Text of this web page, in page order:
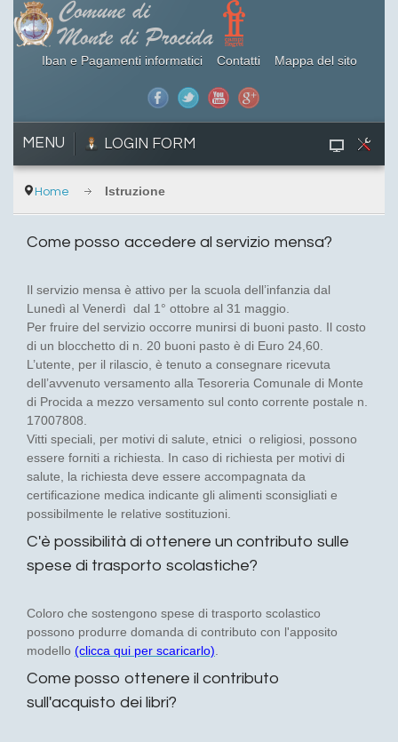
Iban e Pagamenti informatici Contatti Mappa del sito
MENU LOGIN FORM
Home Istruzione
Come posso accedere al servizio mensa?
Il servizio mensa è attivo per la scuola dell’infanzia dal
Lunedì al Venerdì dal 1° ottobre al 31 maggio.
Per fruire del servizio occorre munirsi di buoni pasto. Il costo
di un blocchetto di n. 20 buoni pasto è di Euro 24,60.
L’utente, per il rilascio, è tenuto a consegnare ricevuta
dell’avvenuto versamento alla Tesoreria Comunale di Monte
di Procida a mezzo versamento sul conto corrente postale n.
17007808.
Vitti speciali, per motivi di salute, etnici o religiosi, possono
essere forniti a richiesta. In caso di richiesta per motivi di
salute, la richiesta deve essere accompagnata da
certificazione medica indicante gli alimenti sconsigliati e
possibilmente le relative sostituzioni.
C'è possibilità di ottenere un contributo sulle
spese di trasporto scolastiche?
Coloro che sostengono spese di trasporto scolastico
possono produrre domanda di contributo con l'apposito
modello (clicca qui per scaricarlo).
Come posso ottenere il contributo
sull'acquisto dei libri?